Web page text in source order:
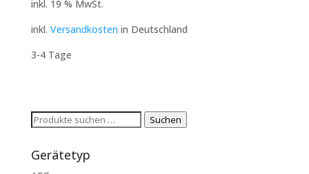
inkl. 19 % MwSt.
inkl. Versandkosten in Deutschland
3-4 Tage
Suchen
Suchen
Gerätetyp